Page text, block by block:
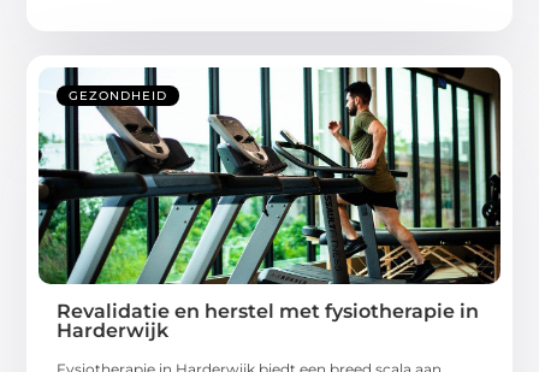
GEZONDHEID
Revalidatie en herstel met fysiotherapie in
Harderwijk